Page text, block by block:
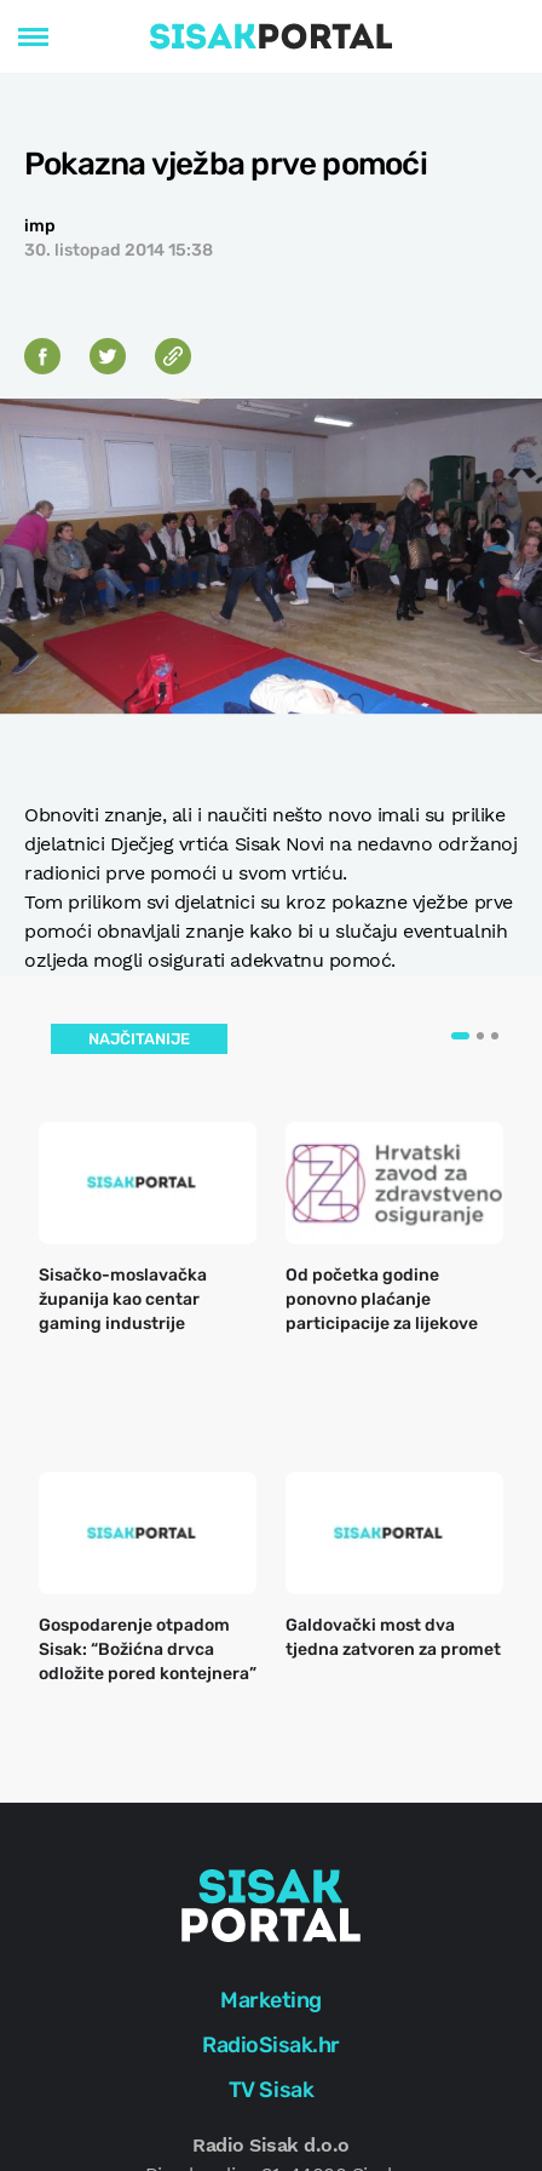
Pokazna vježba prve pomoći
imp
30. listopad 2014 15:38
Obnoviti znanje, ali i naučiti nešto novo imali su prilike
djelatnici Dječjeg vrtića Sisak Novi na nedavno održanoj
radionici prve pomoći u svom vrtiću.
Tom prilikom svi djelatnici su kroz pokazne vježbe prve
pomoći obnavljali znanje kako bi u slučaju eventualnih
ozljeda mogli osigurati adekvatnu pomoć.
NAJČITANIJE
Sisačko-moslavačka
županija kao centar
gaming industrije
Od početka godine
ponovno plaćanje
participacije za lijekove
Gospodarenje otpadom
Sisak: “Božićna drvca
odložite pored kontejnera”
Galdovački most dva
tjedna zatvoren za promet
Marketing
RadioSisak.hr
TV Sisak
Radio Sisak d.o.o